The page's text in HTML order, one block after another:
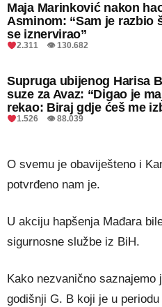
Maja Marinković nakon
Asminom: “Sam je razbio
se iznervirao”
2.311 👁 130.682
Supruga ubijenog Harisa
suze za Avaz: “Digao je
rekao: Biraj gdje ćeš me
1.526 👁 88.039
O svemu je obaviješteno i
potvrđeno nam je.
U akciju hapšenja Mađara
sigurnosne službe iz BiH.
Kako nezvanično saznajemo
godišnji G. B koji je u